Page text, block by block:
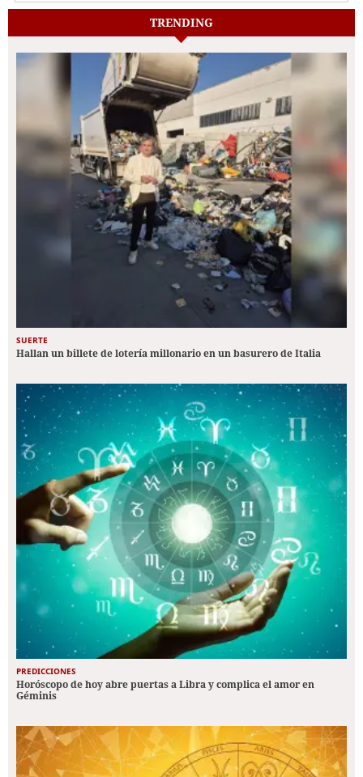
TRENDING
SUERTE
Hallan un billete de lotería millonario en un basurero de Italia
PREDICCIONES
Horóscopo de hoy abre puertas a Libra y complica el amor en
Géminis